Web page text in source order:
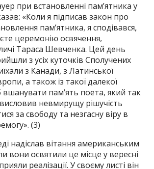
при встановленні пам’ятника у
«Коли я підписав закон про
пам’ятника, я сподівався,
церемонію освячення,
Тараса Шевченка. Цей день
з усіх куточків Сполучених
з Канади, з Латинської
а також із такої далекої
вшанувати пам’ять поета, який так
невмирущу рішучість
за свободу та незгасну віру в
(3)
надіслав вітання американським
вони освятили це місце у вересні
реалізації. У своєму листі він